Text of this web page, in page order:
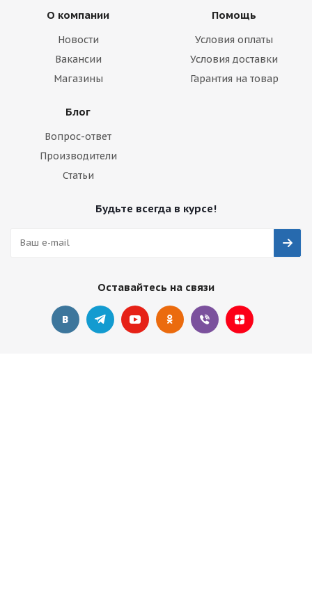
О компании
Новости
Вакансии
Магазины
Помощь
Условия оплаты
Условия доставки
Гарантия на товар
Блог
Вопрос-ответ
Производители
Статьи
Будьте всегда в курсе!
Оставайтесь на связи